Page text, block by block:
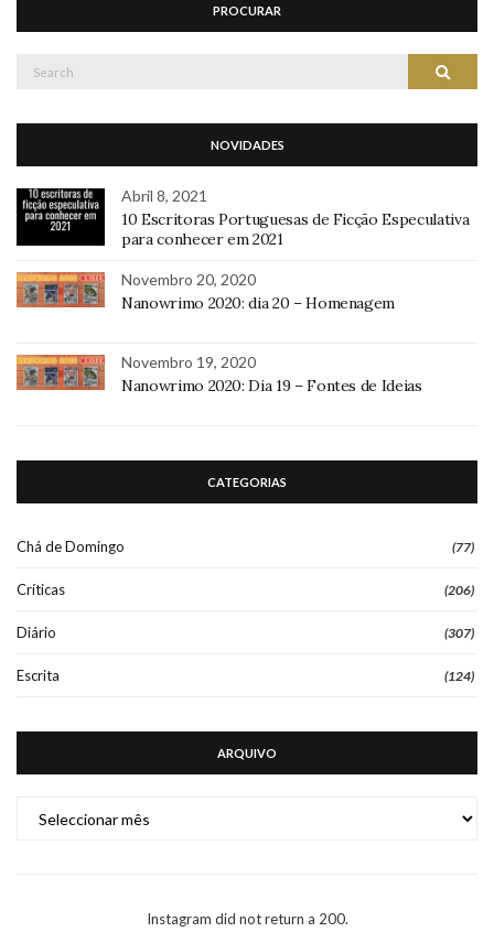
PROCURAR
Search
NOVIDADES
Abril 8, 2021
10 Escritoras Portuguesas de Ficção Especulativa
para conhecer em 2021
Novembro 20, 2020
Nanowrimo 2020: dia 20 – Homenagem
Novembro 19, 2020
Nanowrimo 2020: Dia 19 – Fontes de Ideias
CATEGORIAS
Chá de Domingo (77)
Críticas (206)
Diário (307)
Escrita (124)
ARQUIVO
Instagram did not return a 200.